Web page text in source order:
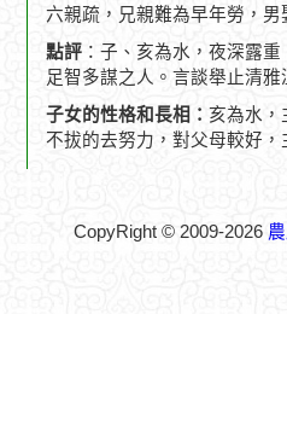
六親疏，兄親難為早年勞，男
點評 ：子、亥為水，夜深露
足智多謀之人。言談舉止清
子女的性格和長相： 亥為水，
不拔的去努力，對父母較好
CopyRight © 2009-2026